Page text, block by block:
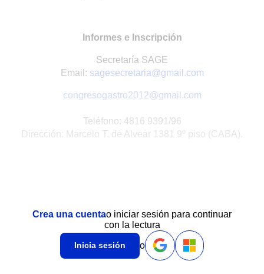
Informes e Inscripción
Secretaría SAGE
Email: sagesecretaria@gmail.com
congresogastro2012@gmail.com
Teléfono: 4816 9391/96
Dirección: Marcelo T. de Alvear 1381 9º piso (CABA).
Crea una cuentao iniciar sesión para continuar
con la lectura
Inicia sesión o